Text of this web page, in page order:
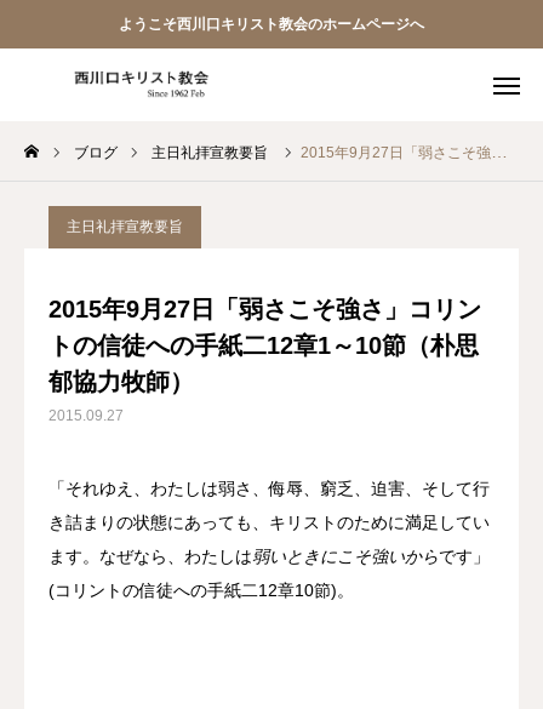
ようこそ西川口キリスト教会のホームページへ
ブログ 主日礼拝宣教要旨 2015年9月27日「弱さこそ強さ」コリントの信徒への手紙二12章1～10節（朴思郁協力牧師）
主日礼拝宣教要旨
2015年9月27日「弱さこそ強さ」コリン
トの信徒への手紙二12章1～10節（朴思
郁協力牧師）
2015.09.27
「それゆえ、わたしは弱さ、侮辱、窮乏、迫害、そして行
き詰まりの状態にあっても、キリストのために満足してい
ます。なぜなら、わたしは弱いときにこそ強いからです」
(コリントの信徒への手紙二12章10節)。
教会員ページ
ようこそ桜並木の教会へ
西川口キリスト教会 信仰告白
案内･地図